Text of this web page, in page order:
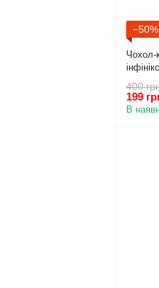
−50%
Чохол-
400
199
В